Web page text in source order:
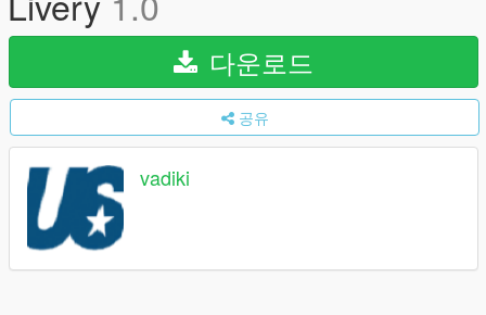
다운로드
공유
vadiki